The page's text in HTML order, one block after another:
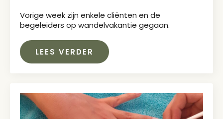
Vorige week zijn enkele cliënten en de
begeleiders op wandelvakantie gegaan.
LEES VERDER